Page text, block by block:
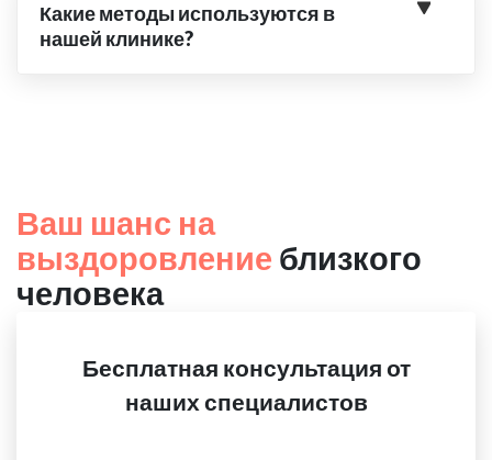
Какие методы используются в
нашей клинике?
Ваш шанс на
выздоровление близкого
человека
Бесплатная консультация от
наших специалистов